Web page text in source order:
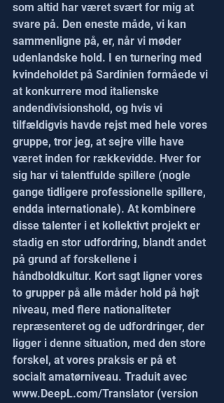
som altid har været svært for mig at
svare på. Den eneste måde, vi kan
sammenligne på, er, når vi møder
udenlandske hold. I en turnering med
kvindeholdet på Sardinien formåede vi
at konkurrere mod italienske
andendivisionshold, og hvis vi
tilfældigvis havde rejst med hele vores
gruppe, tror jeg, at sejre ville have
været inden for rækkevidde. Hver for
sig har vi talentfulde spillere (nogle
gange tidligere professionelle spillere,
endda internationale). At kombinere
disse talenter i et kollektivt projekt er
stadig en stor udfordring, blandt andet
på grund af forskellene i
håndboldkultur. Kort sagt ligner vores
to grupper på alle måder hold på højt
niveau, med flere nationaliteter
repræsenteret og de udfordringer, der
ligger i denne situation, med den store
forskel, at vores praksis er på et
socialt amatørniveau. Traduit avec
www.DeepL.com/Translator (version